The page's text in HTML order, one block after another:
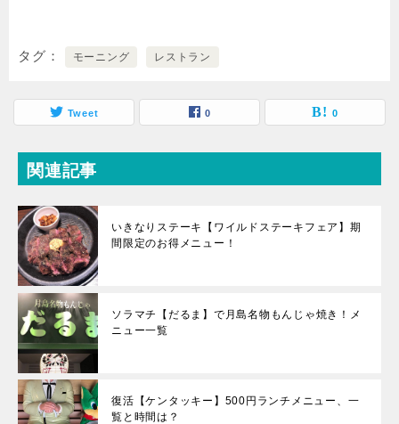
タグ モーニング レストラン
Tweet 0 0
関連記事
いきなりステーキ【ワイルドステーキフェア】期
間限定のお得メニュー！
ソラマチ【だるま】で月島名物もんじゃ焼き！メ
ニュー一覧
復活【ケンタッキー】500円ランチメニュー、一
覧と時間は？